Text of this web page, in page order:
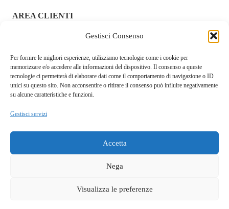
Gestisci Consenso
Per fornire le migliori esperienze, utilizziamo tecnologie come i cookie per
memorizzare e/o accedere alle informazioni del dispositivo. Il consenso a queste
tecnologie ci permetterà di elaborare dati come il comportamento di navigazione o ID
unici su questo sito. Non acconsentire o ritirare il consenso può influire negativamente
su alcune caratteristiche e funzioni.
Gestisci servizi
Accetta
Nega
Visualizza le preferenze
AREA CLIENTI
ACCEDI / REGISTRATI
CHI SIAMO – FRAGOLAROSA | SEXY SHOP ONLINE
ITALIANO SICURO E DISCRETO
RESI E RIMBORSI
COOKIE POLICY